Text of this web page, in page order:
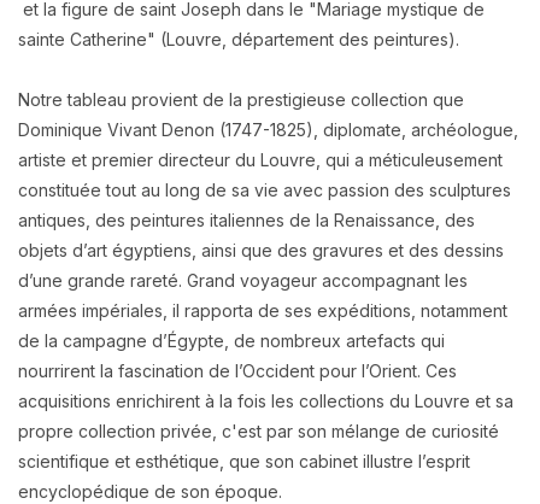
et la figure de saint Joseph dans le "Mariage mystique de
sainte Catherine" (Louvre, département des peintures).
Notre tableau provient de la prestigieuse collection que
Dominique Vivant Denon (1747-1825), diplomate, archéologue,
artiste et premier directeur du Louvre, qui a méticuleusement
constituée tout au long de sa vie avec passion des sculptures
antiques, des peintures italiennes de la Renaissance, des
objets d’art égyptiens, ainsi que des gravures et des dessins
d’une grande rareté. Grand voyageur accompagnant les
armées impériales, il rapporta de ses expéditions, notamment
de la campagne d’Égypte, de nombreux artefacts qui
nourrirent la fascination de l’Occident pour l’Orient. Ces
acquisitions enrichirent à la fois les collections du Louvre et sa
propre collection privée, c'est par son mélange de curiosité
scientifique et esthétique, que son cabinet illustre l’esprit
encyclopédique de son époque.